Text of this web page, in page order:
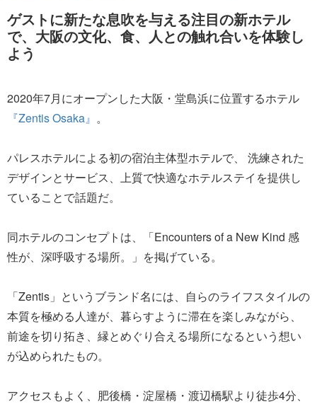
ゲストに新たな息吹を与える注目の新ホテル
で、大阪の文化、食、人との触れ合いを体験し
よう
2020年7月にオープンした大阪・堂島浜に位置するホテル
『Zentis Osaka』 。
パレスホテルによる初の宿泊主体型ホテルで、 洗練された
デザインとサービス、上質で快適なホテルステイを提供し
ていることで話題だ。
同ホテルのコンセプトは、「Encounters of a New Kind 感
性が、深呼吸する場所。」を掲げている。
「Zentis」というブランド名には、自らのライフスタイルの
本質を極める人達が、暮らすように滞在を楽しみながら、
前途を切り拓き、縁とめぐり合える場所になるという想い
が込められたもの。
アクセスもよく、肥後橋・淀屋橋・渡辺橋駅より徒歩4分、